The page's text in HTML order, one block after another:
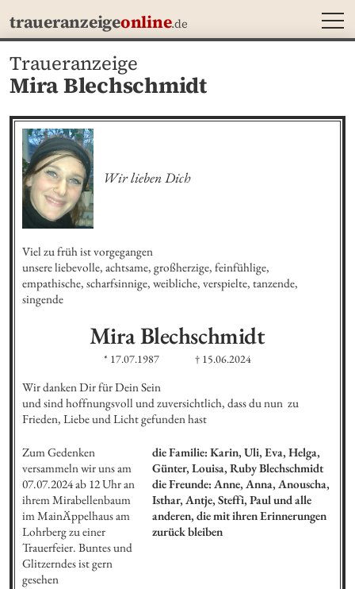
traueranzeigeonline.de
Traueranzeige
Mira Blechschmidt
Wir lieben Dich
Viel zu früh ist vorgegangen
unsere liebevolle, achtsame, großherzige, feinfühlige,
empathische, scharfsinnige, weibliche, verspielte, tanzende,
singende
MiraBlechschmidt
* 17.07.1987 † 15.06.2024
Wir danken Dir für Dein Sein
und sind hoffnungsvoll und zuversichtlich, dass du nun  zu
Frieden, Liebe und Licht gefunden hast
Zum Gedenken
versammeln wir uns am
07.07.2024 ab 12 Uhr an
ihrem Mirabellenbaum
im MainÄppelhaus am
Lohrberg zu einer
Trauerfeier. Buntes und
Glitzerndes ist gern
gesehen
die Familie: Karin, Uli, Eva, Helga,
Günter, Louisa, Ruby Blechschmidt
die Freunde: Anne, Anna, Anouscha,
Isthar, Antje, Steffi, Paul und alle
anderen, die mit ihren Erinnerungen
zurück bleiben